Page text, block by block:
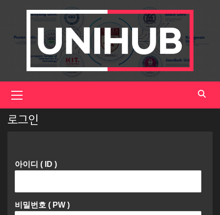
Menu
로그인
아이디 ( ID )
비밀번호 ( PW )